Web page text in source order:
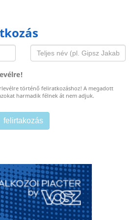
történő feliratkozáshoz! A megadott
harmadik félnek át nem adjuk.